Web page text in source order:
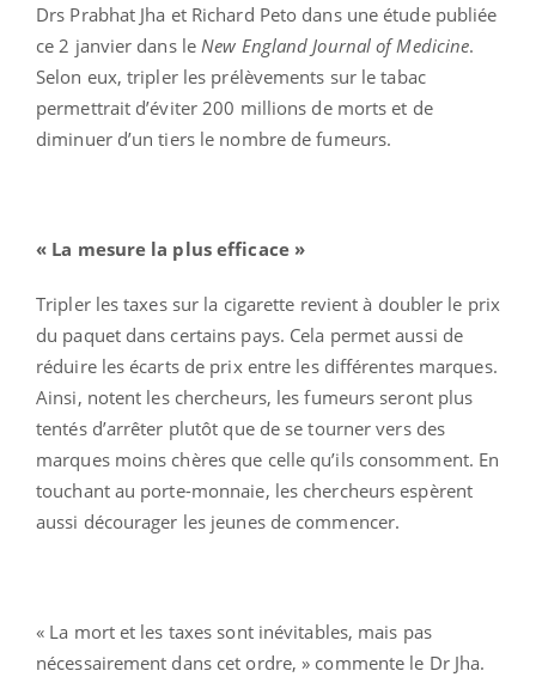
Drs Prabhat Jha et Richard Peto dans une étude publiée
ce 2 janvier dans le New England Journal of Medicine.
Selon eux, tripler les prélèvements sur le tabac
permettrait d’éviter 200 millions de morts et de
diminuer d’un tiers le nombre de fumeurs.
« La mesure la plus efficace »
Tripler les taxes sur la cigarette revient à doubler le prix
du paquet dans certains pays. Cela permet aussi de
réduire les écarts de prix entre les différentes marques.
Ainsi, notent les chercheurs, les fumeurs seront plus
tentés d’arrêter plutôt que de se tourner vers des
marques moins chères que celle qu’ils consomment. En
touchant au porte-monnaie, les chercheurs espèrent
aussi décourager les jeunes de commencer.
« La mort et les taxes sont inévitables, mais pas
nécessairement dans cet ordre, » commente le Dr Jha.